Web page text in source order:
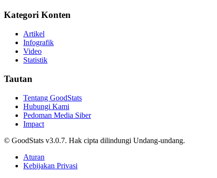
Kategori Konten
Artikel
Infografik
Video
Statistik
Tautan
Tentang GoodStats
Hubungi Kami
Pedoman Media Siber
Impact
© GoodStats v3.0.7. Hak cipta dilindungi Undang-undang.
Aturan
Kebijakan Privasi